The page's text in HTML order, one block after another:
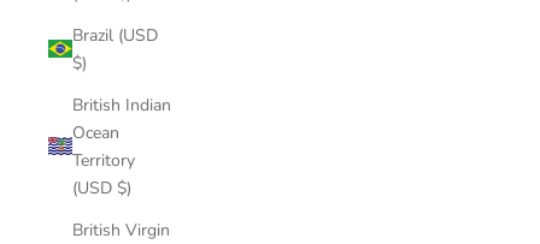
Brazil (USD
$)
British Indian
Ocean
Territory
(USD $)
British Virgin